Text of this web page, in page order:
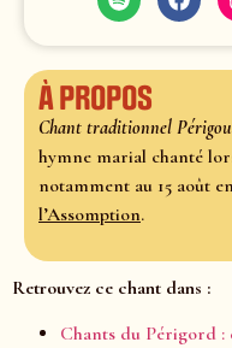
À propos
Chant traditionnel
hymne marial chanté
notamment au 15 août
l’Assomption.
Retrouvez ce chant dans :
Chants du Périgord :